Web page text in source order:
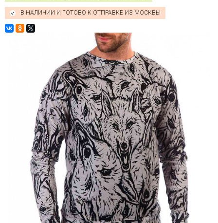
В НАЛИЧИИ И ГОТОВО К ОТПРАВКЕ ИЗ МОСКВЫ